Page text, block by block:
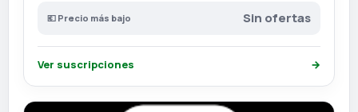
💶 Precio más bajo Sin ofertas
Ver suscripciones →